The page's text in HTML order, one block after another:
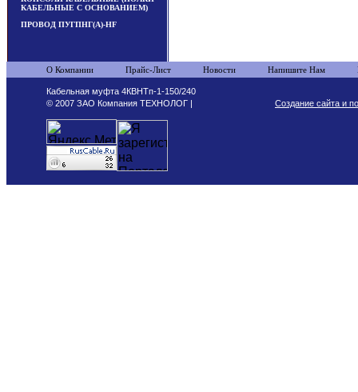
КАБЕЛЬНЫЕ С ОСНОВАНИЕМ)
ПРОВОД ПУГПНГ(А)-HF
О Компании Прайс-Лист Новости Напишите Нам
Кабельная муфта 4КВНТп-1-150/240
© 2007 ЗАО Компания ТЕХНОЛОГ |
Создание сайта и